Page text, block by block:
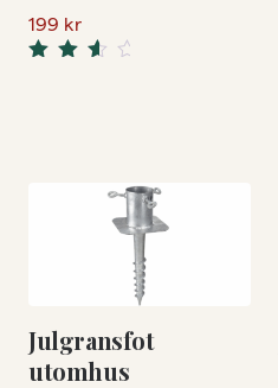
199 kr
Julgransfot
utomhus